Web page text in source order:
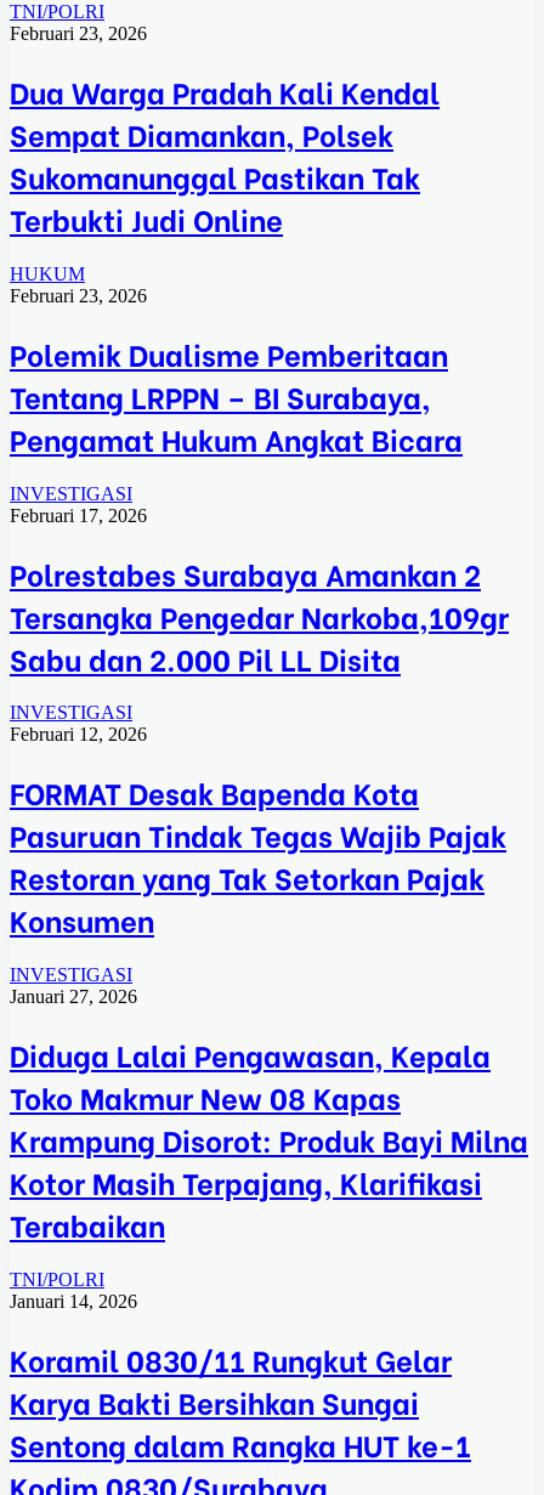
TNI/POLRI
Februari 23, 2026
Dua Warga Pradah Kali Kendal
Sempat Diamankan, Polsek
Sukomanunggal Pastikan Tak
Terbukti Judi Online
HUKUM
Februari 23, 2026
Polemik Dualisme Pemberitaan
Tentang LRPPN – BI Surabaya,
Pengamat Hukum Angkat Bicara
INVESTIGASI
Februari 17, 2026
Polrestabes Surabaya Amankan 2
Tersangka Pengedar Narkoba,109gr
Sabu dan 2.000 Pil LL Disita
INVESTIGASI
Februari 12, 2026
FORMAT Desak Bapenda Kota
Pasuruan Tindak Tegas Wajib Pajak
Restoran yang Tak Setorkan Pajak
Konsumen
INVESTIGASI
Januari 27, 2026
Diduga Lalai Pengawasan, Kepala
Toko Makmur New 08 Kapas
Krampung Disorot: Produk Bayi Milna
Kotor Masih Terpajang, Klarifikasi
Terabaikan
TNI/POLRI
Januari 14, 2026
Koramil 0830/11 Rungkut Gelar
Karya Bakti Bersihkan Sungai
Sentong dalam Rangka HUT ke-1
Kodim 0830/Surabaya